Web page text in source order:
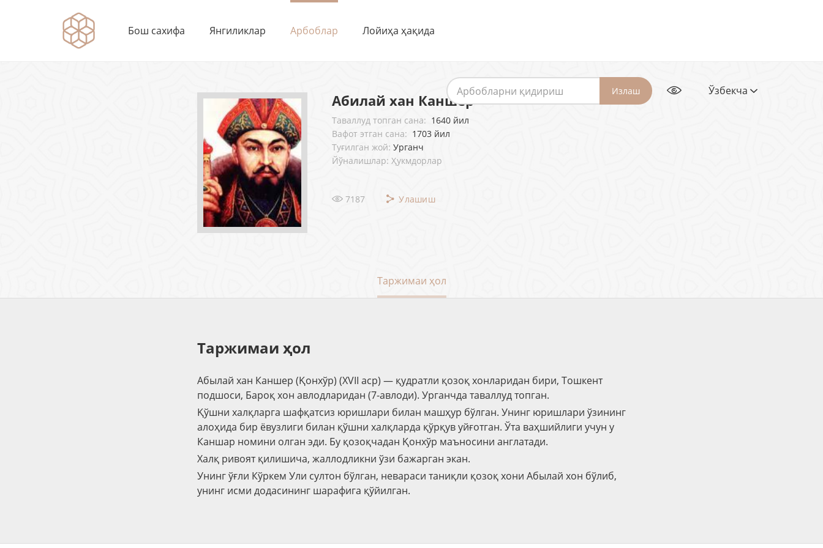
Бош сахифа Янгиликлар Арбоблар Лойиҳа ҳақида
Излаш Ўзбекча
Абилай хан Каншер
Таваллуд топган сана: 1640 йил
Вафот этган сана: 1703 йил
Туғилган жой: Урганч
Йўналишлар: Ҳукмдорлар
7187 Улашиш
Таржимаи ҳол
Таржимаи ҳол
Абылай хан Каншер (Қонхўр) (XVII аср) — қудратли қозоқ хонларидан бири, Тошкент
подшоси, Бароқ хон авлодларидан (7-авлоди). Урганчда таваллуд топган.
Қўшни халқларга шафқатсиз юришлари билан машҳур бўлган. Унинг юришлари ўзининг
алоҳида бир ёвузлиги билан қўшни халқларда қўрқув уйғотган. Ўта ваҳшийлиги учун у
Каншар номини олган эди. Бу қозоқчадан Қонхўр маъносини англатади.
Халқ ривоят қилишича, жаллодликни ўзи бажарган экан.
Унинг ўғли Кўркем Ули султон бўлган, невараси таниқли қозоқ хони Абылай хон бўлиб,
унинг исми додасининг шарафига қўйилган.